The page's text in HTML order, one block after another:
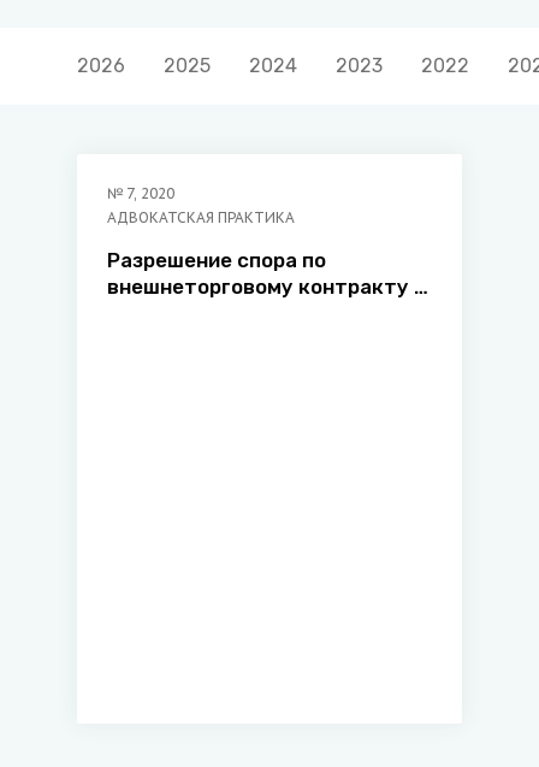
2026 2025 2024 2023 2022
№ 7, 2020
АДВОКАТСКАЯ ПРАКТИКА
Разрешение спора по
внешнеторговому контракту в